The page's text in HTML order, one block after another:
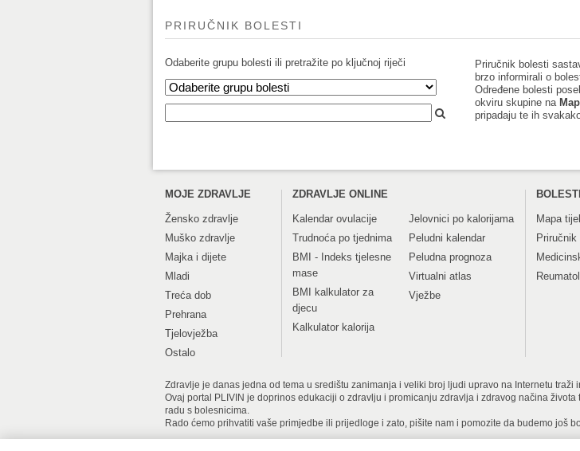
PRIRUČNIK BOLESTI
Odaberite grupu bolesti ili pretražite po ključnoj riječi
Priručnik bolesti
brzo informirali o
Određene bolesti
okviru skupine na
pripadaju te ih
MOJE ZDRAVLJE
Žensko zdravlje
Muško zdravlje
Majka i dijete
Mladi
Treća dob
Prehrana
Tjelovježba
Ostalo
ZDRAVLJE ONLINE
Kalendar ovulacije
Trudnoća po tjednima
BMI - Indeks tjelesne
mase
BMI kalkulator za
djecu
Kalkulator kalorija
Jelovnici po kalorijama
Peludni kalendar
Peludna prognoza
Virtualni atlas
Vježbe
Mapa
Priručnik
Zdravlje je danas jedna od tema u središtu zanimanja i veliki broj ljudi upravo na Internetu
Ovaj portal PLIVIN je doprinos edukaciji o zdravlju i promicanju zdravlja i zdravog načina
radu s bolesnicima.
Rado ćemo prihvatiti vaše primjedbe ili prijedloge i zato, pišite nam i pomozite da budemo još